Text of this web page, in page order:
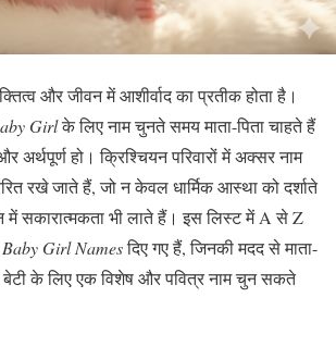
और जीवन में आशीर्वाद का प्रतीक होता है।
Girlके लिए नाम चुनते समय माता-पिता चाहते हैं
अर्थपूर्ण हो। क्रिश्चियन परिवारों में अक्सर नाम
रखे जाते हैं, जो न केवल धार्मिक आस्था को दर्शाते
में सकारात्मकता भी लाते हैं। इस लिस्ट में A से Z
Girl Namesदिए गए हैं, जिनकी मदद से माता-
बेटी के लिए एक विशेष और पवित्र नाम चुन सकते